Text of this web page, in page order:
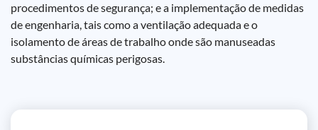
procedimentos de segurança; e a implementação de medidas
de engenharia, tais como a ventilação adequada e o
isolamento de áreas de trabalho onde são manuseadas
substâncias químicas perigosas.